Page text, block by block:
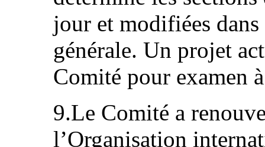
jour et modifiées
générale. Un projet
Comité pour examen
9.Le Comité a
l’Organisation